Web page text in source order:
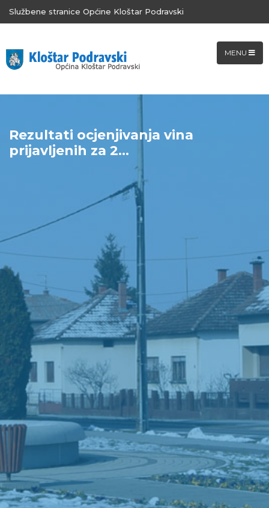
Službene stranice Općine Kloštar Podravski
MENU
Rezultati ocjenjivanja vina
prijavljenih za 2...